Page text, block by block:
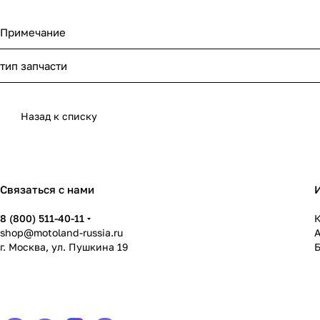
Примечание
тип запчасти
Назад к списку
Связаться с нами
8 (800) 511-40-11
shop@motoland-russia.ru
г. Москва, ул. Пушкина 19